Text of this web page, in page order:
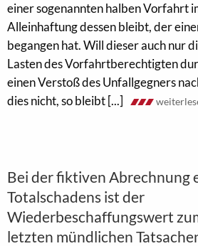
einer sogenannten halben Vorfahrt
Alleinhaftung dessen bleibt, der
begangen hat. Will dieser auch nur
Lasten des Vorfahrtberechtigten
einen Verstoß des Unfallgegners
dies nicht, so bleibt [...]
Bei der fiktiven Abrechnung
Totalschadens ist der
Wiederbeschaffungswert
letzten mündlichen